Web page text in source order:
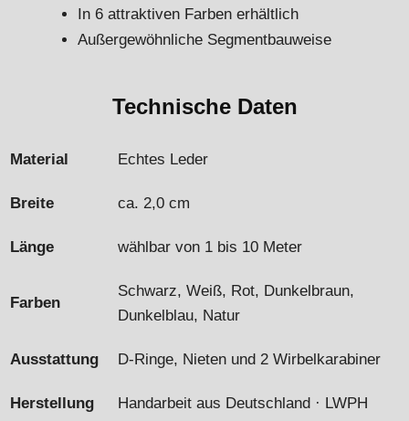
In 6 attraktiven Farben erhältlich
Außergewöhnliche Segmentbauweise
Technische Daten
Material Echtes Leder
Breite ca. 2,0 cm
Länge wählbar von 1 bis 10 Meter
Farben
Schwarz, Weiß, Rot, Dunkelbraun,
Dunkelblau, Natur
Ausstattung D-Ringe, Nieten und 2 Wirbelkarabiner
Herstellung Handarbeit aus Deutschland · LWPH